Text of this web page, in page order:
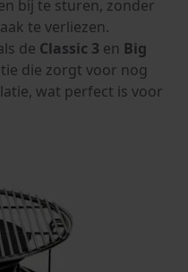
bij te sturen, zonder
te verliezen.
de Classic 3 en Big
die zorgt voor nog
wat perfect is voor